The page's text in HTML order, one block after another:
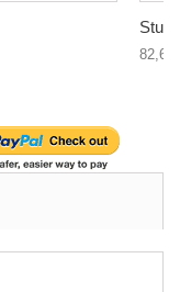
82,63